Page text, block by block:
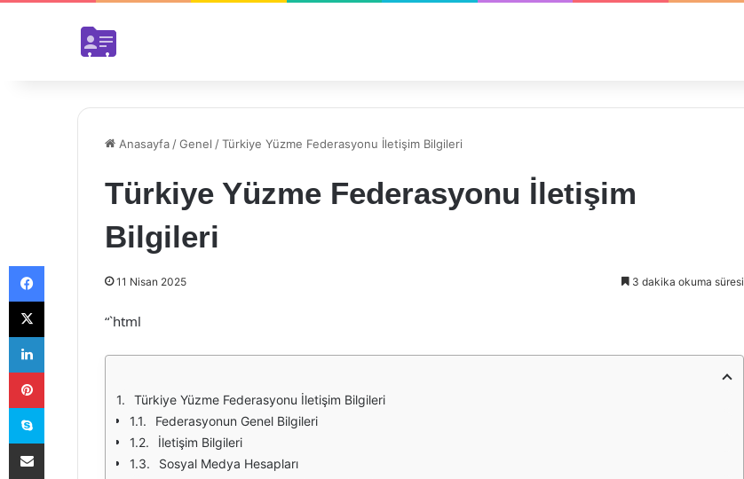
Anasayfa /Genel /Türkiye Yüzme Federasyonu İletişim Bilgileri
Türkiye Yüzme Federasyonu İletişim
Bilgileri
11 Nisan 2025 3 dakika okuma süresi
“`html
Türkiye Yüzme Federasyonu İletişim Bilgileri
Federasyonun Genel Bilgileri
İletişim Bilgileri
Sosyal Medya Hesapları
Facebook
X
LinkedIn
Pinterest
Skype
E-Posta ile paylaş